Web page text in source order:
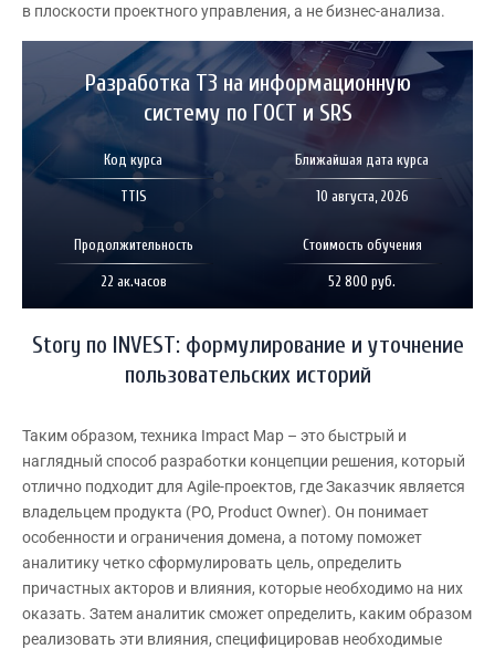
в плоскости проектного управления, а не бизнес-анализа.
Разработка ТЗ на информационную
систему по ГОСТ и SRS
Код курса
TTIS
Ближайшая дата курса
10 августа, 2026
Продолжительность
22 ак.часов
Стоимость обучения
52 800 руб.
Story по INVEST: формулирование и уточнение
пользовательских историй
Таким образом, техника Impact Map – это быстрый и
наглядный способ разработки концепции решения, который
отлично подходит для Agile-проектов, где Заказчик является
владельцем продукта (PO, Product Owner). Он понимает
особенности и ограничения домена, а потому поможет
аналитику четко сформулировать цель, определить
причастных акторов и влияния, которые необходимо на них
оказать. Затем аналитик сможет определить, каким образом
реализовать эти влияния, специфицировав необходимые